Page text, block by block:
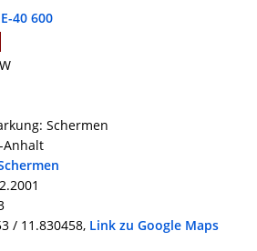
40 600
Schermen
Anhalt
/ 11.830458, Link zu Google Maps